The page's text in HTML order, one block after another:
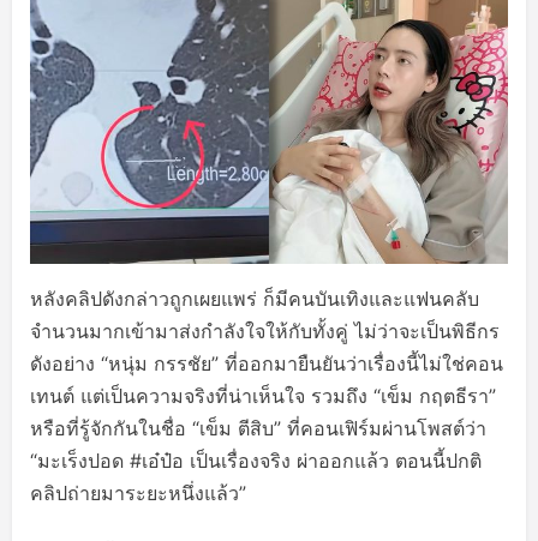
หลังคลิปดังกล่าวถูกเผยแพร่ ก็มีคนบันเทิงและแฟนคลับ
จำนวนมากเข้ามาส่งกำลังใจให้กับทั้งคู่ ไม่ว่าจะเป็นพิธีกร
ดังอย่าง “หนุ่ม กรรชัย” ที่ออกมายืนยันว่าเรื่องนี้ไม่ใช่คอน
เทนต์ แต่เป็นความจริงที่น่าเห็นใจ รวมถึง “เข็ม กฤตธีรา”
หรือที่รู้จักกันในชื่อ “เข็ม ตีสิบ” ที่คอนเฟิร์มผ่านโพสต์ว่า
“มะเร็งปอด #เอ๋ป๋อ เป็นเรื่องจริง ผ่าออกแล้ว ตอนนี้ปกติ
คลิปถ่ายมาระยะหนึ่งแล้ว”